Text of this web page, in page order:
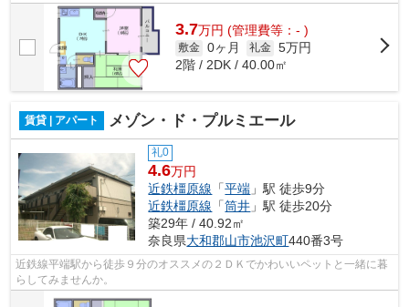
う。引っ越してすぐにネットを使用したい...
3.7万円 (管理費等：- )
敷金 0ヶ月 礼金 5万円
2階 / 2DK / 40.00㎡
賃貸 | アパート メゾン・ド・プルミエール
礼0
4.6万円
近鉄橿原線 「平端 」駅 徒歩9分
近鉄橿原線 「筒井 」駅 徒歩20分
築29年 / 40.92㎡
奈良県大和郡山市池沢町440番3号
近鉄線平端駅から徒歩９分のオススメの２ＤＫでかわいいペットと一緒に暮
らしてみませんか。